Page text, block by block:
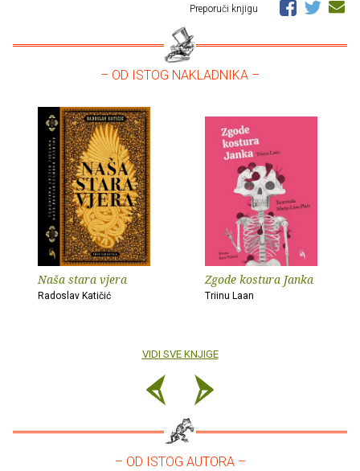
Preporuči knjigu
– OD ISTOG NAKLADNIKA –
Naša stara vjera
Radoslav Katičić
Zgode kostura Janka
Triinu Laan
VIDI SVE KNJIGE
– OD ISTOG AUTORA –